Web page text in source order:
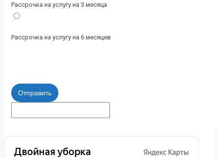
Рассрочка на услугу на 3 месяца
Рассрочка на услугу на 6 месяцев
Отправить